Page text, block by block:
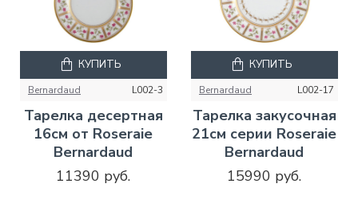
Bernardaud L002-3
Тарелка десертная
16см от Roseraie
Bernardaud
11390 руб.
КУПИТЬ
Bernardaud L002-17
Тарелка закусочная
21см серии Roseraie
Bernardaud
15990 руб.
КУПИТЬ